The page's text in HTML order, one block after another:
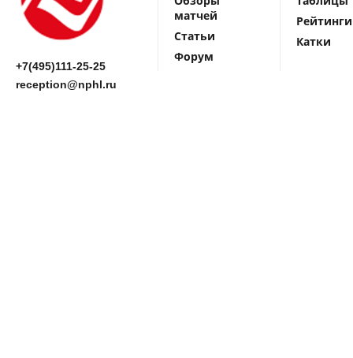
+7(495)111-25-25
reception@nphl.ru
матчей
Статьи
Форум
Рейтинги
Катки